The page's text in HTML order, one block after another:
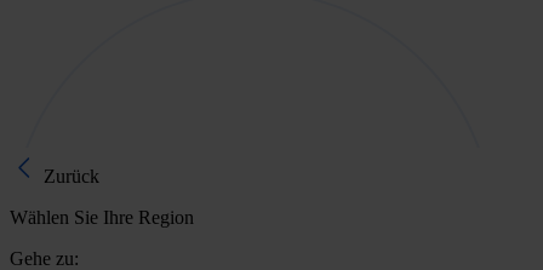
Zurück
Wählen Sie Ihre Region
Gehe zu: